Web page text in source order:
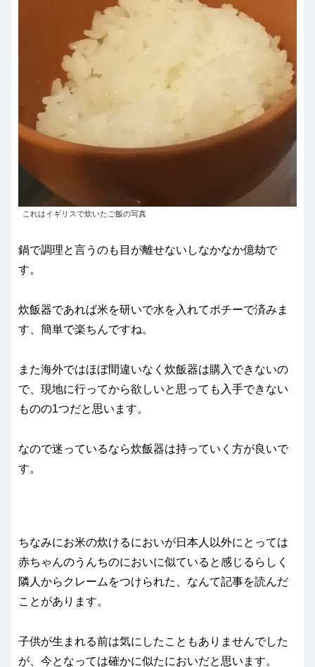
これはイギリスで炊いたご飯の写真
鍋で調理と言うのも目が離せないしなかなか億劫で
す。
炊飯器であれば米を研いで水を入れてポチーで済みま
す、簡単で楽ちんですね。
また海外ではほぼ間違いなく炊飯器は購入できないの
で、現地に行ってから欲しいと思っても入手できない
ものの1つだと思います。
なので迷っているなら炊飯器は持っていく方が良いで
す。
ちなみにお米の炊けるにおいが日本人以外にとっては
赤ちゃんのうんちのにおいに似ていると感じるらしく
隣人からクレームをつけられた、なんて記事を読んだ
ことがあります。
子供が生まれる前は気にしたこともありませんでした
が、今となっては確かに似たにおいだと思います。